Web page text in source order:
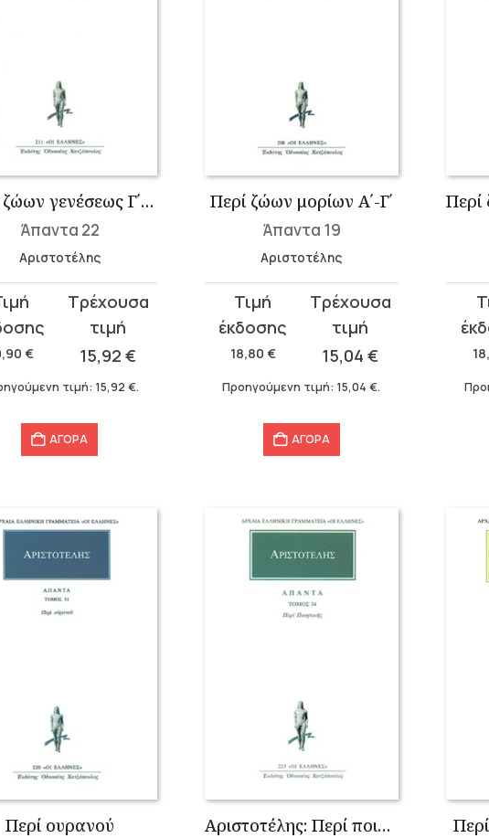
Περί ζώων γενέσεως Γ΄-Ε΄
Άπαντα 22
Αριστοτέλης
€ 15,92€
τιμή: 15,92 €.
ΑΓΟΡΑ
Περί ζώων μορίων Α΄-Γ΄
Άπαντα 19
Αριστοτέλης
18,80 €
Original
price
was:
18,80 €.
15,04€
τρέχουσα
τιμή
είναι:
Προηγούμενη τιμή: 15,04€.
ΑΓΟΡΑ
price
was:
18,80
τιμή
είναι:
Περί ουρανού Αριστοτέλης: Περί ποιητικής